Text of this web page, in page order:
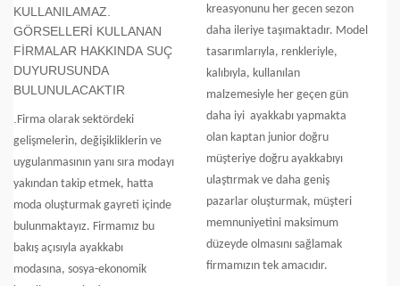
KULLANILAMAZ.
GÖRSELLERİ KULLANAN
FİRMALAR HAKKINDA SUÇ
DUYURUSUNDA
BULUNULACAKTIR
Firma olarak sektördeki
gelişmelerin, değişikliklerin ve
uygulanmasının yanı sıra modayı
yakından takip etmek, hatta
moda oluşturmak gayreti içinde
bulunmaktayız. Firmamız bu
bakış açısıyla ayakkabı
modasına, sosya-ekonomik
kreasyonunu her gecen sezon
daha ileriye taşımaktadır. Model
tasarımlarıyla, renkleriyle,
kalıbıyla, kullanılan
malzemesiyle her geçen gün
daha iyi ayakkabı yapmakta
olan kaptan junior doğru
müşteriye doğru ayakkabıyı
ulaştırmak ve daha geniş
pazarlar oluşturmak, müşteri
memnuniyetini maksimum
düzeyde olmasını sağlamak
firmamızın tek amacıdır.